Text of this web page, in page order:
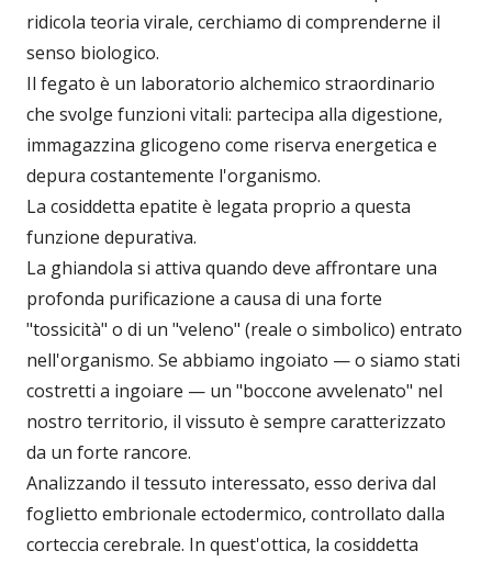
ridicola teoria virale, cerchiamo di comprenderne il
senso biologico.
Il fegato è un laboratorio alchemico straordinario
che svolge funzioni vitali: partecipa alla digestione,
immagazzina glicogeno come riserva energetica e
depura costantemente l'organismo.
La cosiddetta epatite è legata proprio a questa
funzione depurativa.
La ghiandola si attiva quando deve affrontare una
profonda purificazione a causa di una forte
"tossicità" o di un "veleno" (reale o simbolico) entrato
nell'organismo. Se abbiamo ingoiato — o siamo stati
costretti a ingoiare — un "boccone avvelenato" nel
nostro territorio, il vissuto è sempre caratterizzato
da un forte rancore.
Analizzando il tessuto interessato, esso deriva dal
foglietto embrionale ectodermico, controllato dalla
corteccia cerebrale. In quest'ottica, la cosiddetta